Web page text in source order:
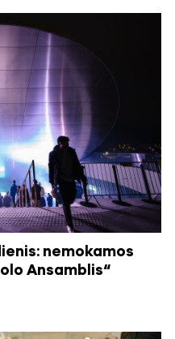
nemokamos
Ansamblis“